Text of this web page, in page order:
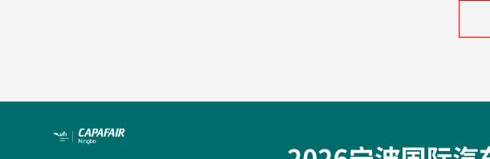
主营产品: 书写工具